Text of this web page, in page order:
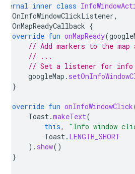
internal inner class
OnInfoWindowClickListener,
OnMapReadyCallback {
override fun onMapReady(
// Add markers to the map
// ...
// Set a listener for info
googleMap .
}
override fun onInfoWindowClick
Toast .makeText(
this, "Info window
Toast . LENGTH_SHORT
). show()
}